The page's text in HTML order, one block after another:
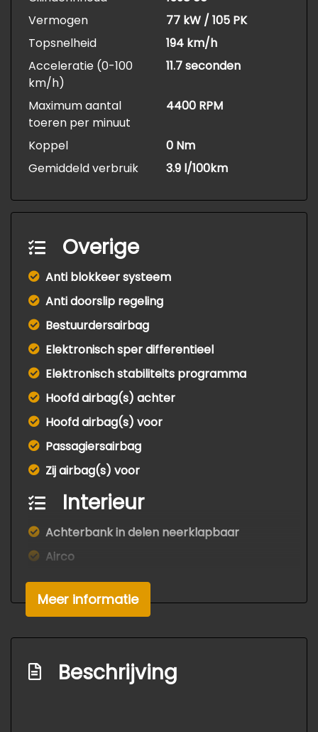
Vermogen
77 kW / 105 PK
Topsnelheid
194 km/h
Acceleratie (0-100
km/h)
11.7 seconden
Maximum aantal
toeren per minuut
4400 RPM
Koppel
0 Nm
Gemiddeld verbruik
3.9 l/100km
Overige
Anti blokkeer systeem
Anti doorslip regeling
Bestuurdersairbag
Elektronisch sper differentieel
Elektronisch stabiliteits programma
Hoofd airbag(s) achter
Hoofd airbag(s) voor
Passagiersairbag
Zij airbag(s) voor
Interieur
Achterbank in delen neerklapbaar
Airco
Bestuurdersstoel in hoogte verstelbaar
Electronic climate control
Stuur verstelbaar
Meer informatie
Beschrijving